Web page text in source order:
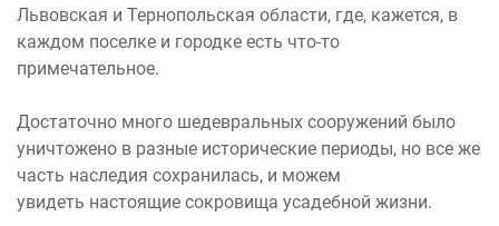
Львовская и Тернопольская области, где, кажется, в
каждом поселке и городке есть что-то
примечательное.
Достаточно много шедевральных сооружений было
уничтожено в разные исторические периоды, но все же
часть наследия сохранилась, и можем
увидеть настоящие сокровища усадебной жизни.